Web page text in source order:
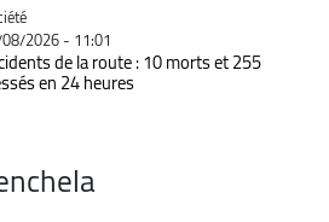
2026 - 11:01
de la route : 10 morts et 255
en 24 heures